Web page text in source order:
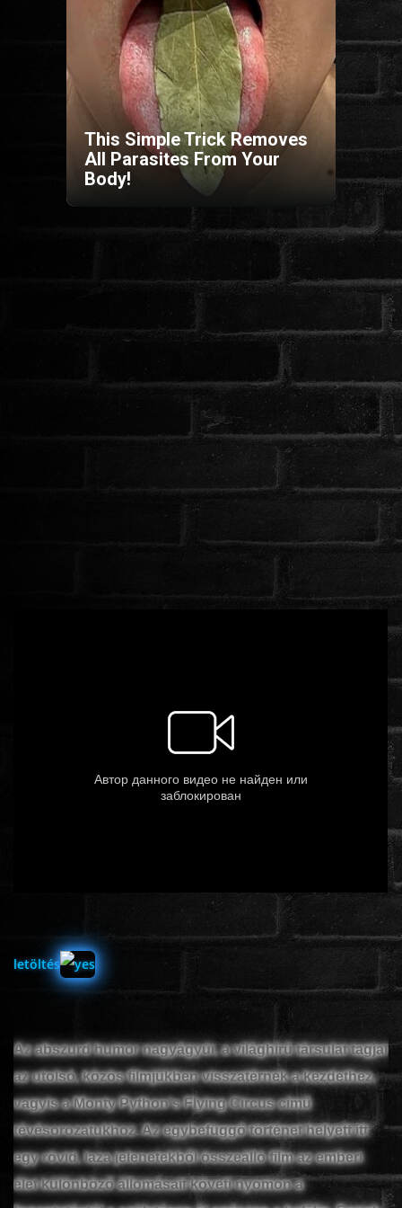
ANIMÁCIÓS
DOKUMENTUMFILMEK
KARÁCSONYI FILMEK
PC-GAME
This Simple Trick Removes
All Parasites From Your
Body!
letöltés
Az abszurd humor nagyágyúi, a világhírű társulat tagjai
az utolsó, közös filmjükben visszatérnek a kezdethez,
vagyis a Monty Python's Flying Circus című
tévésorozatukhoz. Az egybefüggő történet helyett itt
egy rövid, laza jelenetekből összeálló film az emberi
élet különböző állomásait követi nyomon a